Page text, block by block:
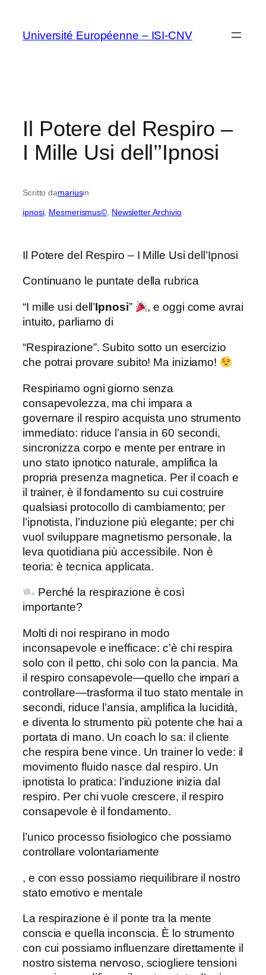
contenuto
Université Européenne – ISI-CNV
Il Potere del Respiro –
I Mille Usi dell’’Ipnosi
Scritto damariusin
ipnosi, Mesmerismus© Newsletter Archivio
Il Potere del Respiro – I Mille Usi dell’Ipnosi
Continuano le puntate della rubrica
“I mille usi dell’Ipnosi”
, e oggi come avrai
intuito, parliamo di
“Respirazione”. Subito sotto un esercizio
che potrai provare subito! Ma iniziamo!
Respiriamo ogni giorno senza
consapevolezza, ma chi impara a
governare il respiro acquista uno strumento
immediato: riduce l’ansia in 60 secondi,
sincronizza corpo e mente per entrare in
uno stato ipnotico naturale, amplifica la
propria presenza magnetica. Per il coach e
il trainer, è il fondamento su cui costruire
qualsiasi protocollo di cambiamento; per
l’ipnotista, l’induzione più elegante; per chi
vuol sviluppare magnetismo personale, la
leva quotidiana più accessibile. Non è
teoria: è tecnica applicata.
Perché la respirazione è così
importante?
Molti di noi respirano in modo
inconsapevole e inefficace: c’è chi respira
solo con il petto, chi solo con la pancia. Ma
il respiro consapevole—quello che impari a
controllare—trasforma il tuo stato mentale in
secondi, riduce l’ansia, amplifica la lucidità,
e diventa lo strumento più potente che hai a
portata di mano. Un coach lo sa: il cliente
che respira bene vince. Un trainer lo vede: il
movimento fluido nasce dal respiro. Un
ipnotista lo pratica: l’induzione inizia dal
respiro. Per chi vuole crescere, il respiro
consapevole è il fondamento.
l’unico processo fisiologico che possiamo
controllare volontariamente
, e con esso possiamo riequilibrare il nostro
stato emotivo e mentale
La respirazione è il ponte tra la mente
conscia e quella inconscia. È lo strumento
con cui possiamo influenzare direttamente il
nostro sistema nervoso, sciogliere tensioni